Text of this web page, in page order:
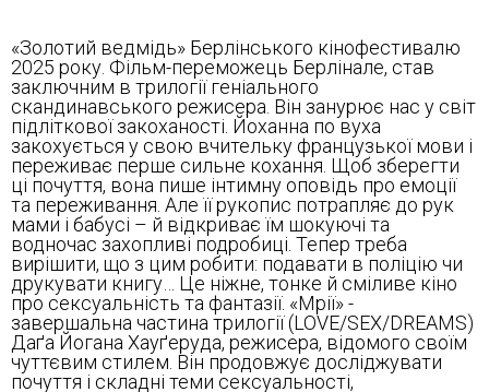
«Золотий ведмідь» Берлінського кінофестивалю
2025 року. Фільм-переможець Берлінале, став
заключним в трилогії геніального
скандинавського режисера. Він занурює нас у світ
підліткової закоханості. Йоханна по вуха
закохується у свою вчительку французької мови і
переживає перше сильне кохання. Щоб зберегти
ці почуття, вона пише інтимну оповідь про емоції
та переживання. Але її рукопис потрапляє до рук
мами і бабусі – й відкриває їм шокуючі та
водночас захопливі подробиці. Тепер треба
вирішити, що з цим робити: подавати в поліцію чи
друкувати книгу… Це ніжне, тонке й сміливе кіно
про сексуальність та фантазії. «Мрії» -
завершальна частина трилогії (LOVE/SEX/DREAMS)
Даґа Йогана Хауґеруда, режисера, відомого своїм
чуттєвим стилем. Він продовжує досліджувати
почуття і складні теми сексуальності,